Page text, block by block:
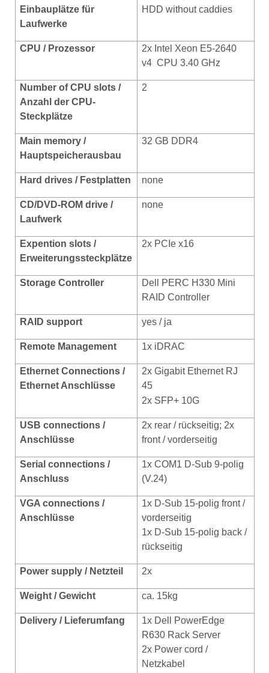
Einbauplätze für
Laufwerke
HDD without caddies
CPU / Prozessor
2x Intel Xeon E5-2640
v4 CPU 3.40 GHz
Number of CPU slots /
Anzahl der CPU-
Steckplätze
2
Main memory /
Hauptspeicherausbau
32 GB DDR4
Hard drives / Festplatten none
CD/DVD-ROM drive /
Laufwerk
none
Expention slots /
Erweiterungssteckplätze
2x PCIe x16
Storage Controller
Dell PERC H330 Mini
RAID Controller
RAID support yes / ja
Remote Management 1x iDRAC
EthernetConnections /
Ethernet Anschlüsse
2x Gigabit Ethernet RJ
45
2x SFP+ 10G
USB connections /
Anschlüsse
2x rear / rückseitig; 2x
front / vorderseitig
Serial connections /
Anschluss
1x COM1 D-Sub 9-polig
(V.24)
VGA connections /
Anschlüsse
1x D-Sub 15-polig front /
vorderseitig
1x D-Sub 15-polig back /
rückseitig
Power supply / Netzteil 2x
Weight / Gewicht ca. 15kg
Delivery / Lieferumfang
1x Dell PowerEdge
R630 Rack Server
2x Power cord /
Netzkabel